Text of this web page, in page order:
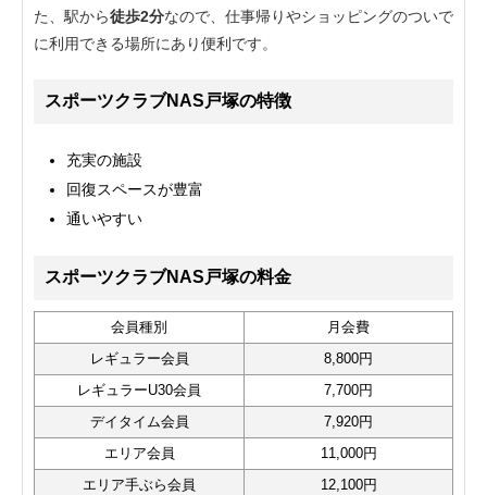
た、駅から徒歩2分なので、仕事帰りやショッピングのついで
に利用できる場所にあり便利です。
スポーツクラブNAS戸塚の特徴
充実の施設
回復スペースが豊富
通いやすい
スポーツクラブNAS戸塚の料金
会員種別
月会費
レギュラー会員
8,800円
レギュラーU30会員
7,700円
デイタイム会員
7,920円
エリア会員
11,000円
エリア手ぶら会員
12,100円